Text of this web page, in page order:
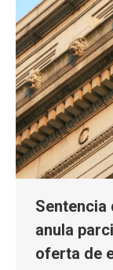
Sentencia
anula
oferta de